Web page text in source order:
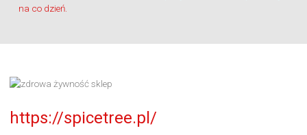
na co dzień.
https://spicetree.pl/